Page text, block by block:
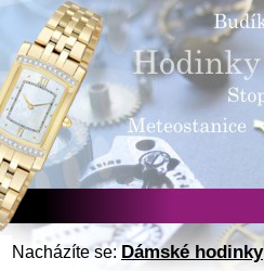
Nacházíte se:Dámské hodinky